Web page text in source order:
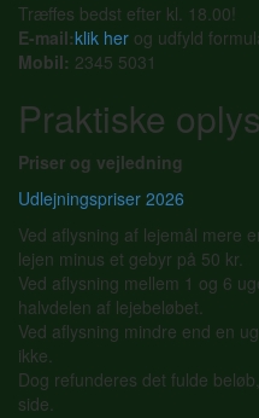
Træffes bedst efter kl. 18.00!
E-mail:klik her og udfyld
Mobil: 2345 5031
Praktiske
Priser og vejledning
Udlejningspriser 2026
Ved aflysning af lejemål mere
lejen minus et gebyr på 50 kr.
Ved aflysning mellem 1 og 6
halvdelen af lejebeløbet.
Ved aflysning mindre end en
ikke.
Dog refunderes det fulde
side.